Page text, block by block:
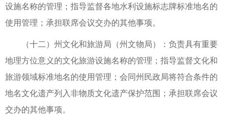
设施名称的管理；指导监督各地水利设施标志牌标准地名的
使用管理；承担联席会议交办的其他事项。
（十二）州文化和旅游局（州文物局）：负责具有重要
地理方位意义的文化旅游设施名称的管理；指导监督文化和
旅游领域标准地名的使用管理；会同州民政局将符合条件的
地名文化遗产列入非物质文化遗产保护范围；承担联席会议
交办的其他事项。